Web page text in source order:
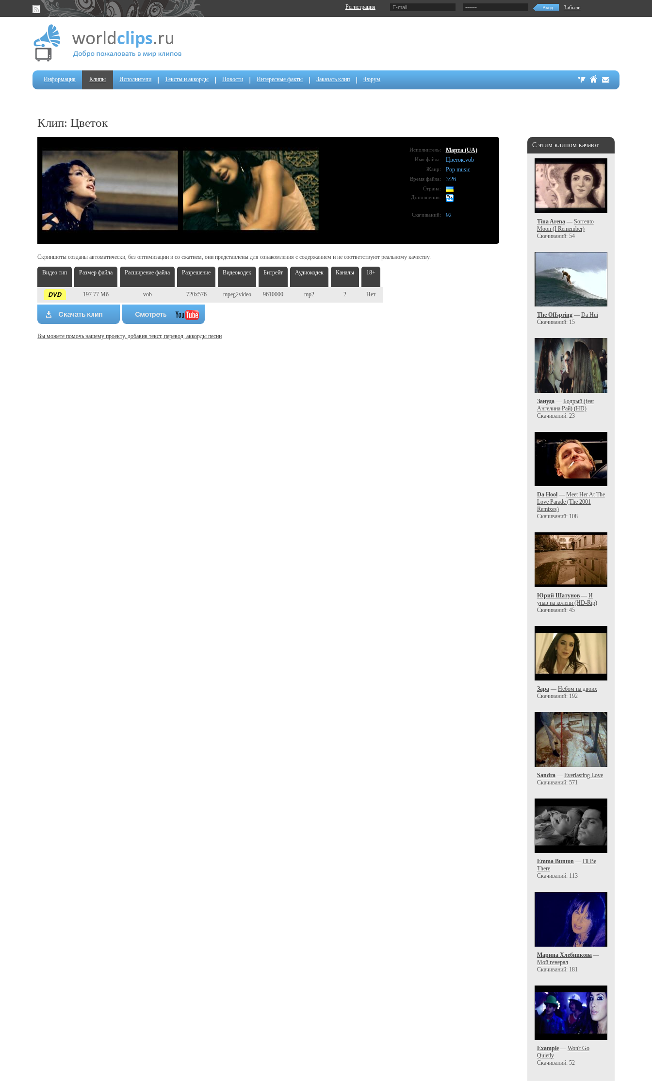
Регистрация Забыли
Информация Клипы Исполнители Тексты и аккорды Новости Интересные факты Заказать клип Форум
Клип: Цветок
С этим клипом качают
Tina Arena— Sorrento
Moon (I Remember)
Скачиваний: 54
The Offspring— Da Hui
Скачиваний: 15
Зануда— Бодрый (feat
Ангелина Рай) (HD)
Скачиваний: 23
Da Hool— Meet Her At The
Love Parade (The 2001
Remixes)
Скачиваний: 108
Юрий Шатунов— И
упав на колени (HD-Rip)
Скачиваний: 45
Зара— Небом на двоих
Скачиваний: 192
Sandra— Everlasting Love
Скачиваний: 571
Emma Bunton— I'll Be
There
Скачиваний: 113
Марина Хлебникова—
Мой генерал
Скачиваний: 181
Example— Won't Go
Quietly
Скачиваний: 52
Исполнитель: Марта (UA)
Имя файла: Цветок.vob
Жанр: Pop music
Время файла: 3:26
Страна:
Дополнения:
Скачиваний: 92
Скриншоты созданы автоматически, без оптимизации и со сжатием, они представлены для ознакомления с содержанием и не соответствуют реальному качеству.
Видео тип Размер файла Расширение файла Разрешение Видеокодек Битрейт Аудиокодек Каналы 18+
197.77 Мб vob 720x576 mpeg2video 9610000 mp2 2 Нет
Вы можете помочь нашему проекту, добавив текст, перевод, аккорды песни